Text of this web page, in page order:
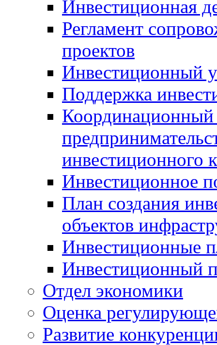
Инвестиционная
Регламент
проектов
Инвестиционный
Поддержка
Координационный
инвестиционного
Инвестиционное
План создания
объектов
Инвестиционные
Инвестиционный
Отдел экономики
Оценка
Развитие